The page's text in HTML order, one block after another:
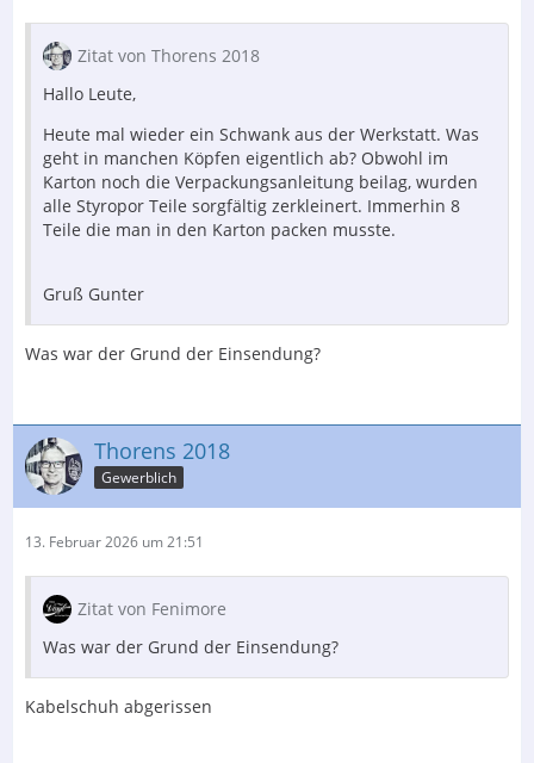
Zitat von Thorens 2018
Hallo Leute,
Heute mal wieder ein Schwank aus der Werkstatt. Was
geht in manchen Köpfen eigentlich ab? Obwohl im
Karton noch die Verpackungsanleitung beilag, wurden
alle Styropor Teile sorgfältig zerkleinert. Immerhin 8
Teile die man in den Karton packen musste.
Gruß Gunter
Was war der Grund der Einsendung?
Thorens 2018
Gewerblich
13. Februar 2026 um 21:51
Zitat von Fenimore
Was war der Grund der Einsendung?
Kabelschuh abgerissen